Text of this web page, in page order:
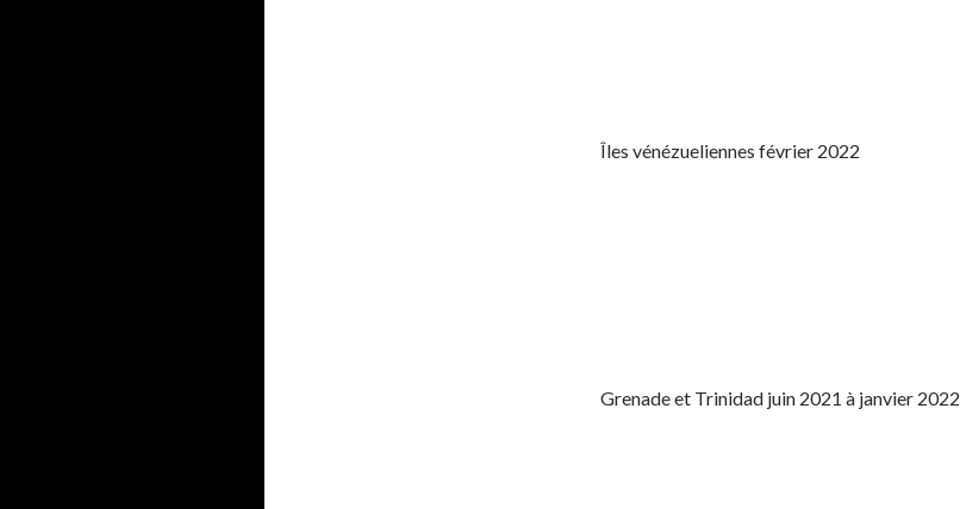
Îles vénézueliennes février 2022
Grenade et Trinidad juin 2021 à janvier 2022